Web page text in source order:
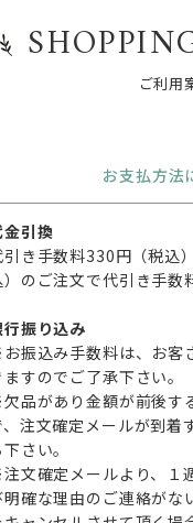
ご利用
お支払方法
金引換
引き手数料330円（税込
）のご注文で代引き手数
行振り込み
振込み手数料は、お客
ますのでご了承下さい。
品があり金額が前後す
、注文確定メールが到着
さい。
文確定メールより、１
明確な理由のご連絡がな